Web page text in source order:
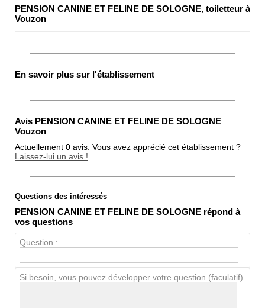
PENSION CANINE ET FELINE DE SOLOGNE, toiletteur à
Vouzon
En savoir plus sur l'établissement
Avis PENSION CANINE ET FELINE DE SOLOGNE
Vouzon
Actuellement 0 avis. Vous avez apprécié cet établissement ?
Laissez-lui un avis !
Note globale
Propreté
Chien / chat
Questions des intéressés
PENSION CANINE ET FELINE DE SOLOGNE répond à
vos questions
Question :
Si besoin, vous pouvez développer votre question (faculatif)